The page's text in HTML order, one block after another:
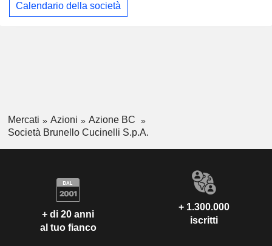
Calendario della società
Mercati Azioni
Azione BC
Società Brunello Cucinelli S.p.A.
+ di 20 anni
al tuo fianco
+ 1.300.000
iscritti